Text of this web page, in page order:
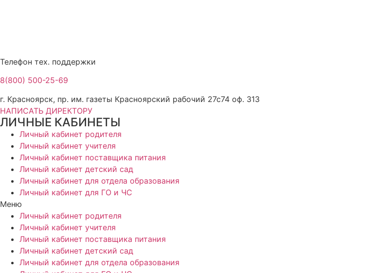
Телефон тех. поддержки
8(800) 500-25-69
г. Красноярск, пр. им. газеты Красноярский рабочий 27с74 оф. 313
НАПИСАТЬ ДИРЕКТОРУ
ЛИЧНЫЕ КАБИНЕТЫ
Личный кабинет родителя
Личный кабинет учителя
Личный кабинет поставщика питания
Личный кабинет детский сад
Личный кабинет для отдела образования
Личный кабинет для ГО и ЧС
Меню
Личный кабинет родителя
Личный кабинет учителя
Личный кабинет поставщика питания
Личный кабинет детский сад
Личный кабинет для отдела образования